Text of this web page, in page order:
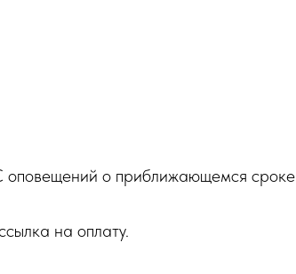
оповещений о приближающемся сроке
на оплату.